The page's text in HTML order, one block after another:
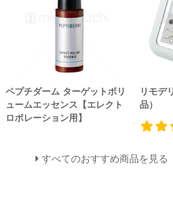
ペプチダーム ターゲットボリ
ュームエッセンス【エレクト
ロポレーション用】
リモデ
品）
すべてのおすすめ商品を見る